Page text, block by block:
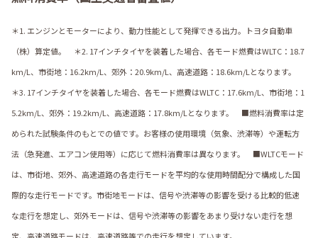
＊1. エンジンとモーターにより、動力性能として発揮できる出力。トヨタ自動車
（株）算定値。 ＊2. 17インチタイヤを装着した場合、各モード燃費はWLTC：18.7
km/L、市街地：16.2km/L、郊外：20.9km/L、高速道路：18.6km/Lとなります。
＊3. 17インチタイヤを装着した場合、各モード燃費はWLTC：17.6km/L、市街地：1
5.2km/L、郊外：19.2km/L、高速道路：17.8km/Lとなります。 ■燃料消費率は定
められた試験条件のもとでの値です。お客様の使用環境（気象、渋滞等）や運転方
法（急発進、エアコン使用等）に応じて燃料消費率は異なります。 ■WLTCモード
は、市街地、郊外、高速道路の各走行モードを平均的な使用時間配分で構成した国
際的な走行モードです。市街地モードは、信号や渋滞等の影響を受ける比較的低速
な走行を想定し、郊外モードは、信号や渋滞等の影響をあまり受けない走行を想